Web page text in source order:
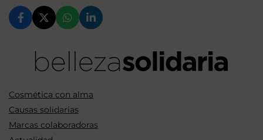
Cosmética con alma
Causas solidarias
Marcas colaboradoras